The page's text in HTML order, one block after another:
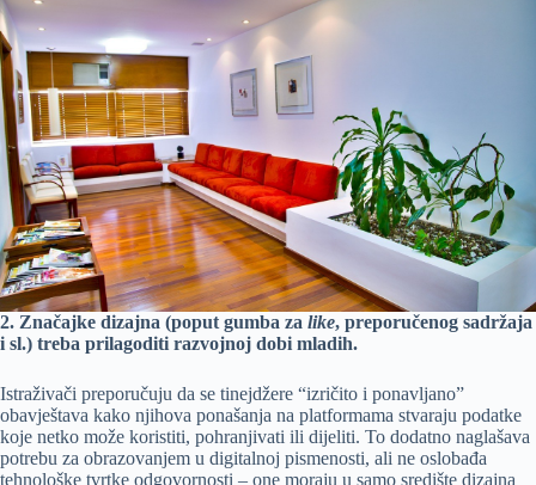
2. Značajke dizajna (poput gumba za like, preporučenog sadržaja
i sl.) treba prilagoditi razvojnoj dobi mladih.
Istraživači preporučuju da se tinejdžere “izričito i ponavljano”
obavještava kako njihova ponašanja na platformama stvaraju podatke
koje netko može koristiti, pohranjivati ili dijeliti. To dodatno naglašava
potrebu za obrazovanjem u digitalnoj pismenosti, ali ne oslobađa
tehnološke tvrtke odgovornosti – one moraju u samo središte dizajna